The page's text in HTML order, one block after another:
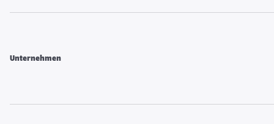
Unternehmen